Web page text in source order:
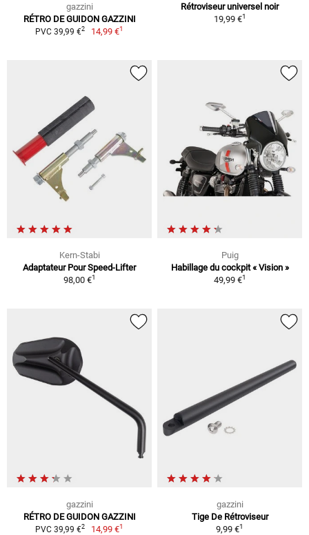
gazzini
RÉTRO DE GUIDON GAZZINI
PVC 39,99 €2 14,99 €1
Rétroviseur universel noir
19,99 €1
Kern-Stabi
Adaptateur Pour Speed-Lifter
98,00 €1
Puig
Habillage du cockpit « Vision »
49,99 €1
gazzini
RÉTRO DE GUIDON GAZZINI
PVC 39,99 €2 14,99 €1
gazzini
Tige De Rétroviseur
9,99 €1